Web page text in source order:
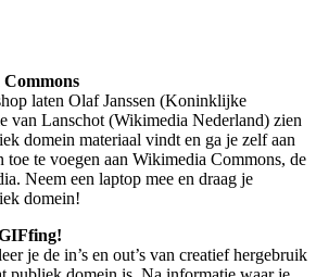
laten Olaf Janssen (Koninklijke
van Lanschot (Wikimedia Nederland) zien
domein materiaal vindt en ga je zelf aan
toe te voegen aan Wikimedia Commons, de
Neem een laptop mee en draag je
domein!
je de in’s en out’s van creatief hergebruik